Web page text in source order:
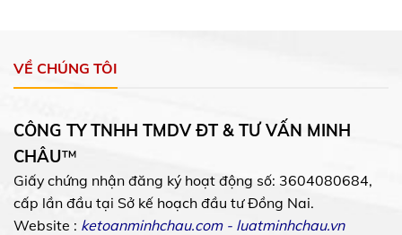
VỀ CHÚNG TÔI
CÔNG TY TNHH TMDV ĐT & TƯ VẤN MINH
CHÂU™
Giấy chứng nhận đăng ký hoạt động số: 3604080684,
cấp lần đầu tại Sở kế hoạch đầu tư Đồng Nai.
Website : ketoanminhchau.com- luatminhchau.vn